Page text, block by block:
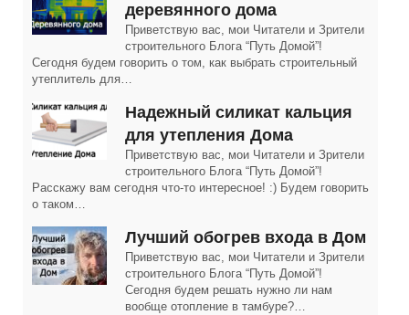
деревянного дома
Приветствую вас, мои Читатели и Зрители
строительного Блога “Путь Домой”!
Сегодня будем говорить о том, как выбрать строительный
утеплитель для…
Надежный силикат кальция
для утепления Дома
Приветствую вас, мои Читатели и Зрители
строительного Блога “Путь Домой”!
Расскажу вам сегодня что-то интересное! :) Будем говорить
о таком…
Лучший обогрев входа в Дом
Приветствую вас, мои Читатели и Зрители
строительного Блога “Путь Домой”!
Сегодня будем решать нужно ли нам
вообще отопление в тамбуре?…